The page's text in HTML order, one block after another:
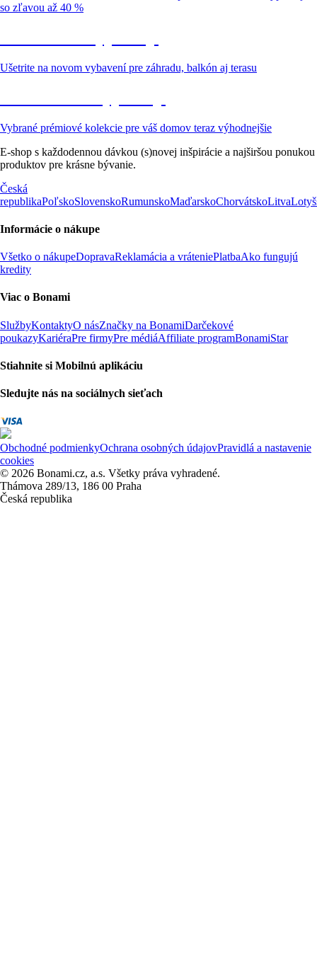
so zľavou až 40 %
Ušetrite na novom vybavení pre záhradu, balkón aj terasu
Vybrané prémiové kolekcie pre váš domov teraz výhodnejšie
E-shop s každodennou dávkou (s)novej inšpirácie a najširšou ponukou
produktov pre krásne bývanie.
Česká
republikaPoľskoSlovenskoRumunskoMaďarskoChorvátskoLitva
Informácie o nákupe
Všetko o nákupeDopravaReklamácia a vráteniePlatbaAko fungujú
kredity
Viac o Bonami
SlužbyKontaktyO násZnačky na BonamiDarčekové
poukazyKariéraPre firmyPre médiáAffiliate programBonamiStar
Stiahnite si Mobilnú aplikáciu
Sledujte nás na sociálnych sieťach
Obchodné podmienkyOchrana osobných údajovPravidlá a nastavenie
cookies
© 2026 Bonami.cz, a.s. Všetky práva vyhradené.
Thámova 289/13, 186 00 Praha
Česká republika